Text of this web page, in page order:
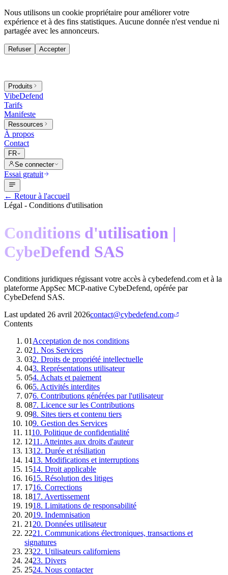
Nous utilisons un cookie propriétaire pour améliorer votre
expérience et à des fins statistiques. Aucune donnée n'est vendue ni
partagée avec les annonceurs.
Refuser Accepter
Produits
VibeDefend
Tarifs
Manifeste
Ressources
À propos
Contact
FR
Se connecter
Essai gratuit
← Retour à l'accueil
Légal - Conditions d'utilisation
Conditions d'utilisation |
CybeDefend SAS
Conditions juridiques régissant votre accès à cybedefend.com et à la
plateforme AppSec MCP-native CybeDefend, opérée par
CybeDefend SAS.
Last updated 26 avril 2026contact@cybedefend.com
Contents
01 Acceptation de nos conditions
021. Nos Services
032. Droits de propriété intellectuelle
043. Représentations utilisateur
054. Achats et paiement
065. Activités interdites
076. Contributions générées par l'utilisateur
087. Licence sur les Contributions
098. Sites tiers et contenu tiers
109. Gestion des Services
1110. Politique de confidentialité
1211. Atteintes aux droits d'auteur
1312. Durée et résiliation
1413. Modifications et interruptions
1514. Droit applicable
1615. Résolution des litiges
1716. Corrections
1817. Avertissement
1918. Limitations de responsabilité
2019. Indemnisation
21 20. Données utilisateur
2221. Communications électroniques, transactions et
signatures
2322. Utilisateurs californiens
2423. Divers
2524. Nous contacter